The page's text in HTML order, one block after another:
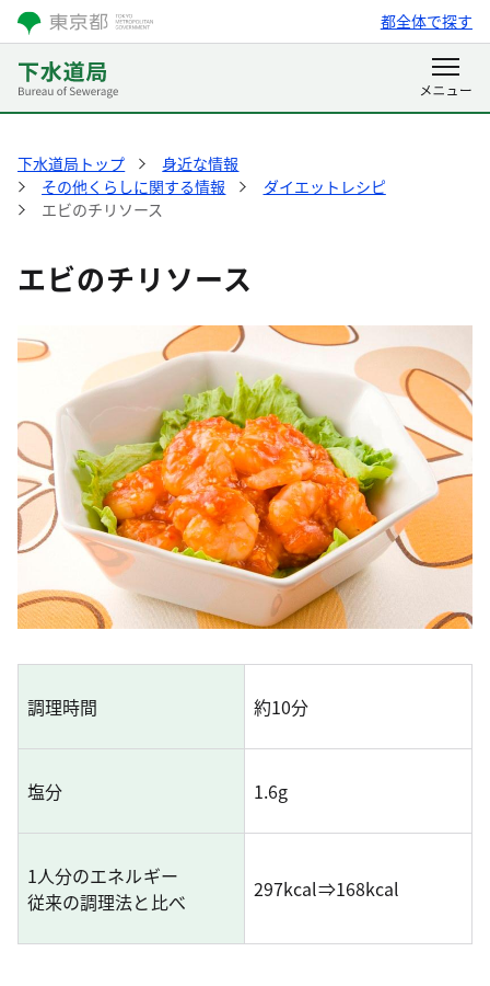
都全体で探す
下水道局トップ
身近な情報
その他くらしに関する情報
ダイエットレシピ
エビのチリソース
エビのチリソース
調理時間 約10分
塩分 1.6g
1人分のエネルギー
従来の調理法と比べ
297kcal⇒168kcal